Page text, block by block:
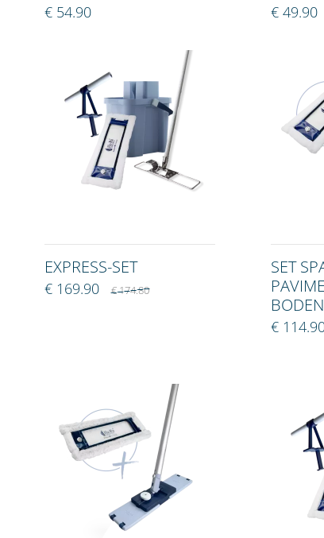
€ 54.90 € 49.90
EXPRESS-SET
€ 169.90€ 174.80
SET
€